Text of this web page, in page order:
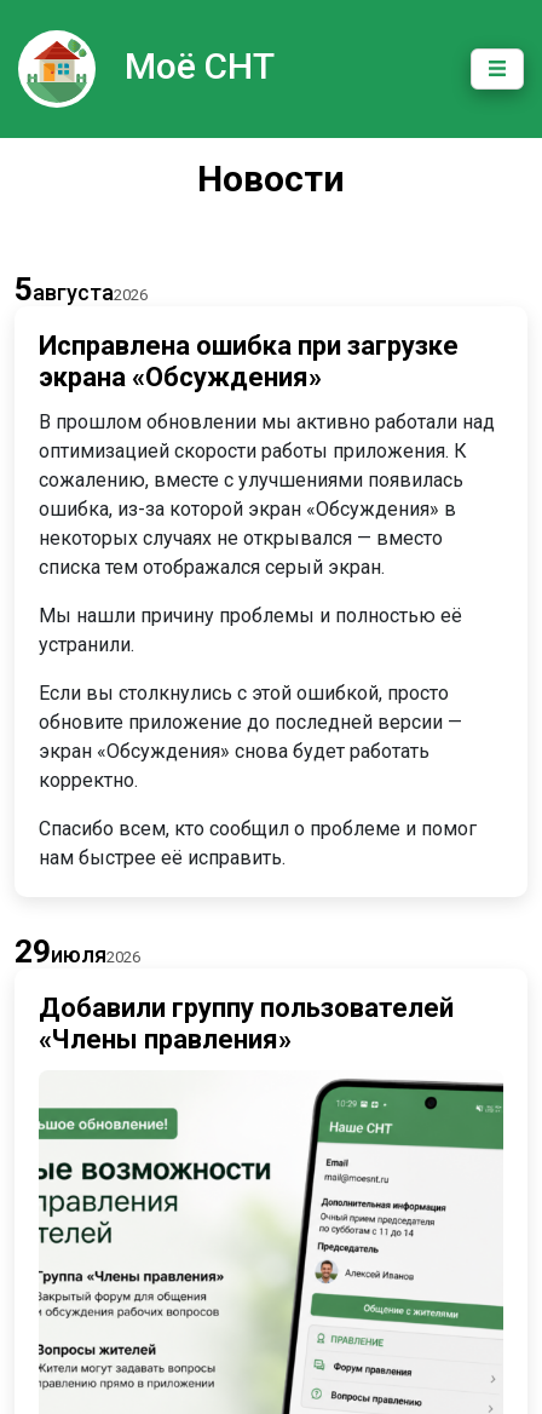
Моё СНТ
Новости
5августа2026
Исправлена ошибка при загрузке
экрана «Обсуждения»
В прошлом обновлении мы активно работали над
оптимизацией скорости работы приложения. К
сожалению, вместе с улучшениями появилась
ошибка, из-за которой экран «Обсуждения» в
некоторых случаях не открывался — вместо
списка тем отображался серый экран.
Мы нашли причину проблемы и полностью её
устранили.
Если вы столкнулись с этой ошибкой, просто
обновите приложение до последней версии —
экран «Обсуждения» снова будет работать
корректно.
Спасибо всем, кто сообщил о проблеме и помог
нам быстрее её исправить.
29июля2026
Добавили группу пользователей
«Члены правления»